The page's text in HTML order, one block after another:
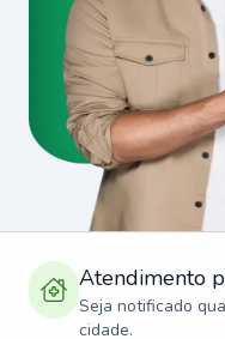
Atendimento
Seja notificado
cidade.